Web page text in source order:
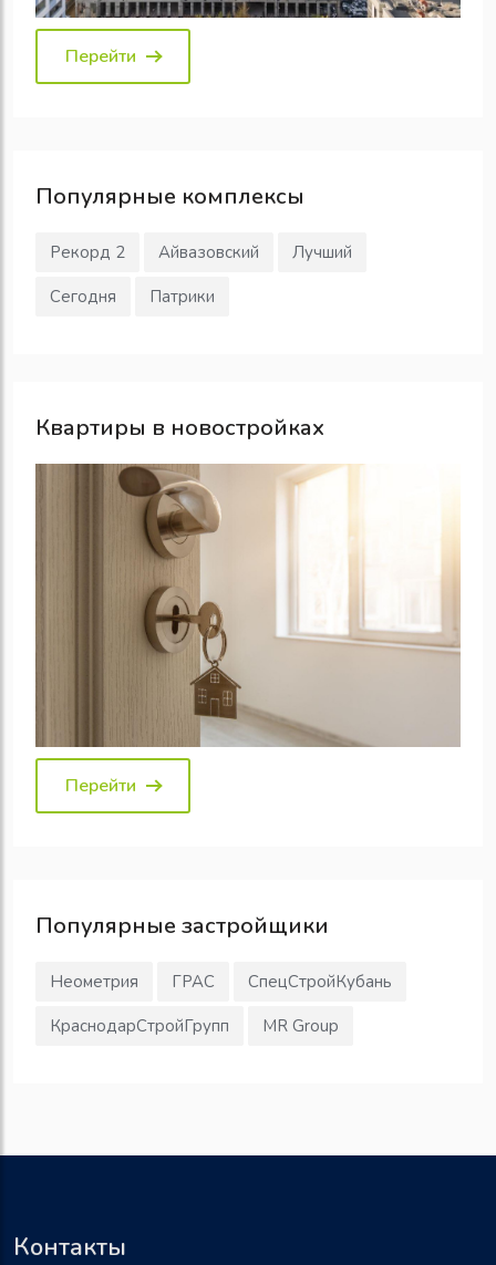
Перейти
Популярные комплексы
Рекорд 2 Айвазовский
Лучший
Сегодня
Патрики
Квартиры в новостройках
Перейти
Популярные застройщики
Неометрия ГРАС
СпецСтройКубань
КраснодарСтройГрупп
MR Group
Контакты